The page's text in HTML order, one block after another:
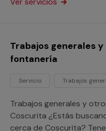
Trabajos generales
fontanería
Servicio Trabajos
Trabajos generales y
Coscurita ¿Estás buscando ayuda con la fontanería
cerca de Coscurita?